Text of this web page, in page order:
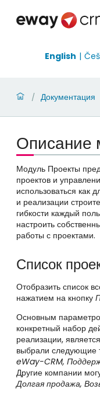
English
/ Документация
Описание
Модуль Проекты
проектов и
использоваться как
и реализации
гибкости каждый
настроить
работы с проектами.
Список
Отобразить список
нажатием на кнопку
Основным
конкретный набор
реализации,
выбрали следующие
eWay-CRM,
Другие компании
Долгая продажа,